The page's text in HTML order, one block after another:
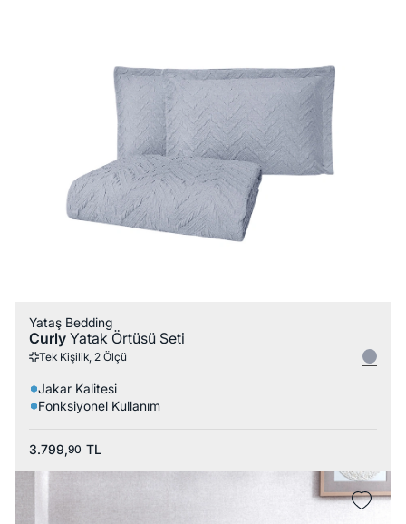
Yataş Bedding
Curly Yatak Örtüsü Seti
Tek Kişilik, 2 Ölçü
Jakar Kalitesi
Fonksiyonel Kullanım
3.799,90 TL